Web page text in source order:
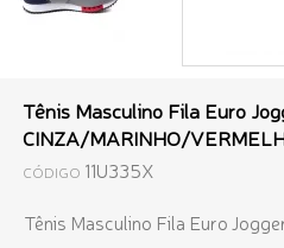
Tênis Masculino Fila Euro
CINZA/MARINHO/
CÓDIGO 11U335X
Tênis Masculino Fila Euro